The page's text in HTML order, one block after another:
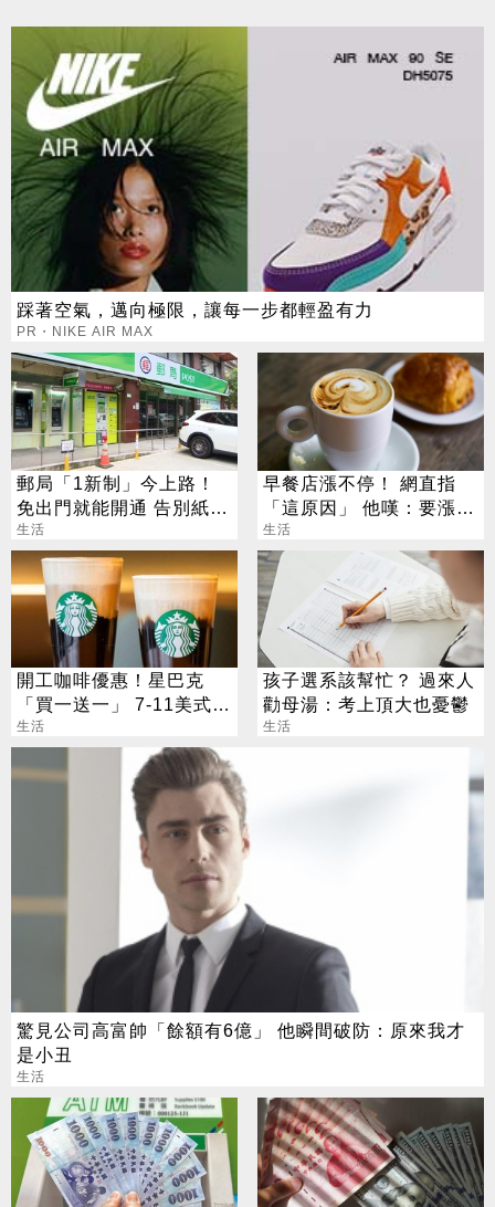
踩著空氣，邁向極限，讓每一步都輕盈有力
PR・NIKE AIR MAX
郵局「1新制」今上路！
免出門就能開通 告別紙本
不用跑臨櫃
生活
早餐店漲不停！ 網直指
「這原因」 他嘆：要漲幾
次？
生活
開工咖啡優惠！星巴克
「買一送一」 7-11美式買
7送7
生活
孩子選系該幫忙？ 過來人
勸母湯：考上頂大也憂鬱
生活
驚見公司高富帥「餘額有6億」 他瞬間破防：原來我才
是小丑
生活